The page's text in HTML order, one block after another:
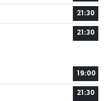
21:30
21:30
19:00
21:30